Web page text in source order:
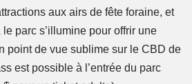
aux airs de fête foraine, et
parc s’illumine pour offrir une
point de vue sublime sur le CBD de
est possible à l’entrée du parc